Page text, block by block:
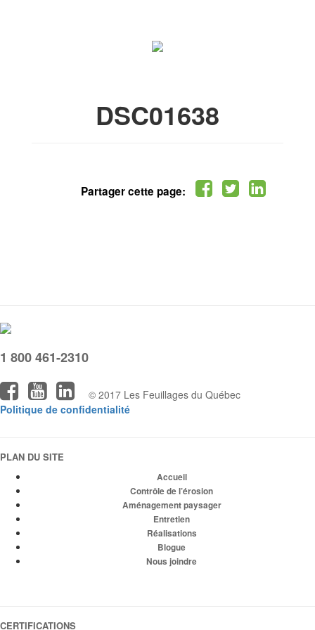
DSC01638
Partager cette page:
1 800 461-2310
© 2017 Les Feuillages du Québec
Politique de confidentialité
PLAN DU SITE
Accueil
Contrôle de l’érosion
Aménagement paysager
Entretien
Réalisations
Blogue
Nous joindre
CERTIFICATIONS